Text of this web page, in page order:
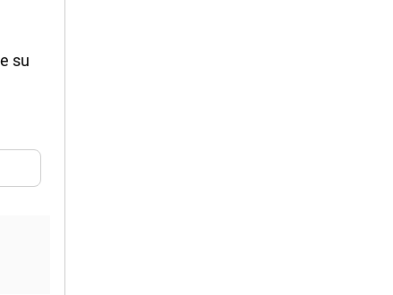
su